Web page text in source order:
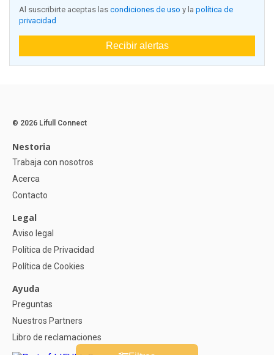
Al suscribirte aceptas las condiciones de uso y la política de
privacidad
Recibir alertas
© 2026 Lifull Connect
Nestoria
Trabaja con nosotros
Acerca
Contacto
Legal
Aviso legal
Política de Privacidad
Política de Cookies
Ayuda
Preguntas
Nuestros Partners
Libro de reclamaciones